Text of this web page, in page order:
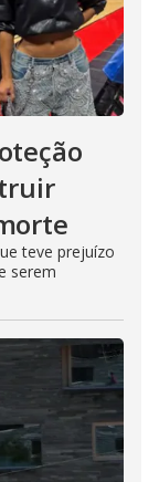
teve prejuízo
serem